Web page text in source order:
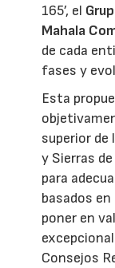
165’, el
Mahala
de cada
fases y
Esta
superior de
y Sierras
para
basados
poner en
Consejos